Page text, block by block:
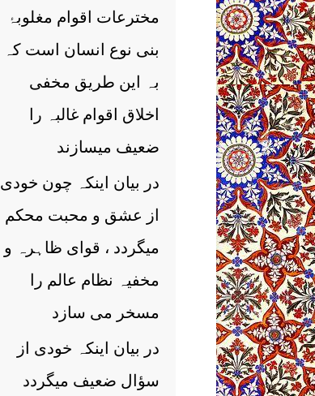
مخترعات اقوام مغلوبۂ
بنی نوع انسان است کہ
بہ این طریق مخفی
اخلاق اقوام غالبہ را
ضعیف میسازند
در بیان اینکہ چون خودی
از عشق و محبت محکم
میگردد ، قوای ظاہرہ و
مخفیہ نظام عالم را
مسخر می سازد
در بیان اینکہ خودی از
سؤال ضعیف میگردد